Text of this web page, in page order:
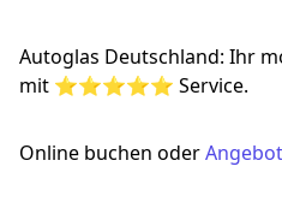
Autoglas Deutschland: Ihr
mit ⭐⭐⭐⭐⭐ Service.
Online buchen oderAngebot